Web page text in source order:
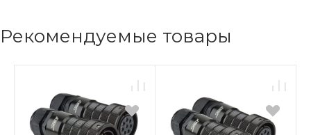
Рекомендуемые товары